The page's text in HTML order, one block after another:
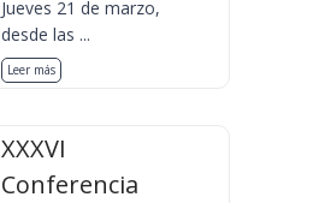
Jueves 21 de marzo,
desde las ...
Leer más
XXXVI
Conferencia